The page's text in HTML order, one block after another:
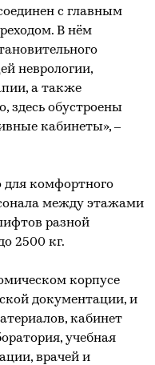
с главным
В нём
неврологии,
а также
здесь обустроены
кабинеты», ‒
для комфортного
между этажами
разной
2500 кг.
корпусе
документации, и
кабинет
учебная
врачей и